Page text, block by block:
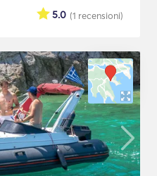
(1 recensioni)
5.0